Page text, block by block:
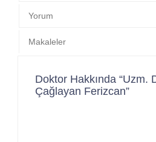
Yorum
Makaleler
Doktor Hakkında “Uzm.
Çağlayan Ferizcan”